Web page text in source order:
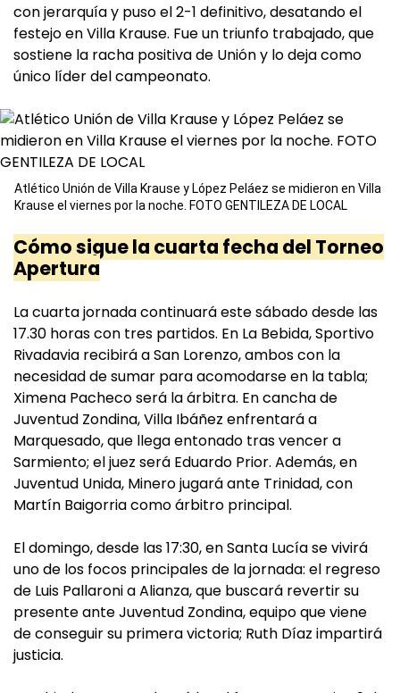
con jerarquía y puso el 2-1 definitivo, desatando el
festejo en Villa Krause. Fue un triunfo trabajado, que
sostiene la racha positiva de Unión y lo deja como
único líder del campeonato.
Atlético Unión de Villa Krause y López Peláez se midieron en Villa
Krause el viernes por la noche. FOTO GENTILEZA DE LOCAL
Cómo sigue la cuarta fecha del Torneo
Apertura
La cuarta jornada continuará este sábado desde las
17.30 horas con tres partidos. En La Bebida, Sportivo
Rivadavia recibirá a San Lorenzo, ambos con la
necesidad de sumar para acomodarse en la tabla;
Ximena Pacheco será la árbitra. En cancha de
Juventud Zondina, Villa Ibáñez enfrentará a
Marquesado, que llega entonado tras vencer a
Sarmiento; el juez será Eduardo Prior. Además, en
Juventud Unida, Minero jugará ante Trinidad, con
Martín Baigorria como árbitro principal.
El domingo, desde las 17:30, en Santa Lucía se vivirá
uno de los focos principales de la jornada: el regreso
de Luis Pallaroni a Alianza, que buscará revertir su
presente ante Juventud Zondina, equipo que viene
de conseguir su primera victoria; Ruth Díaz impartirá
justicia.